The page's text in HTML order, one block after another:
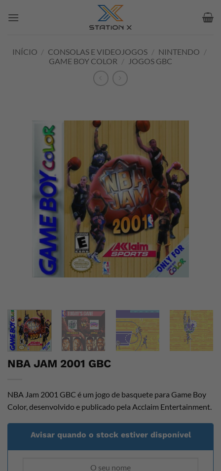
INÍCIO / CONSOLAS E VIDEOJOGOS / NINTENDO /
GAME BOY COLOR / JOGOS GBC
NBA JAM 2001 GBC
NBA Jam 2001 GBC é um jogo de basquete para Game Boy
Color, desenvolvido e publicado pela Acclaim Entertainment.
Avisar quando o stock estiver disponível